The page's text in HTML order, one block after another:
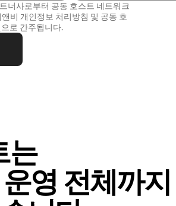
너사로부터 공동 호스트 네트워크
비 개인정보 처리방침 및 공동 호
로 간주됩니다.
는
영 전⁠체⁠까⁠지